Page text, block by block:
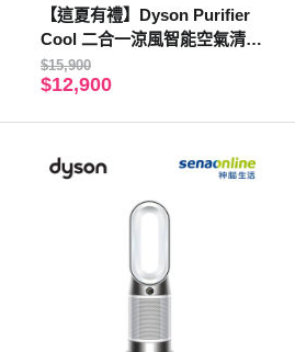
【這夏有禮】Dyson Purifier
Cool 二合一涼風智能空氣清淨
機 TP11
$15,900
$12,900